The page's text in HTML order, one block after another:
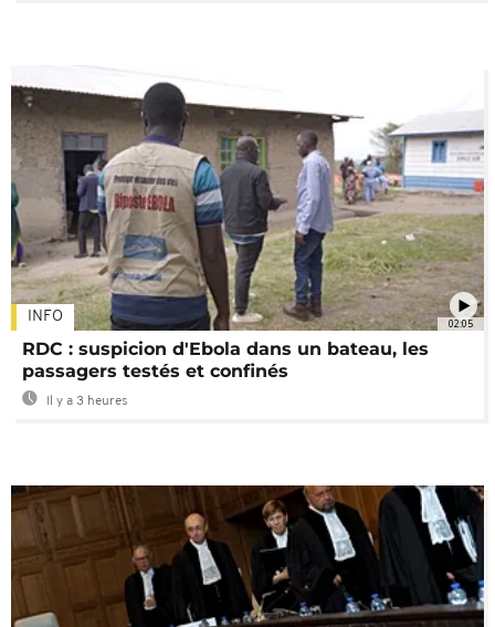
02:05
INFO
RDC : suspicion d'Ebola dans un bateau, les
passagers testés et confinés
Il y a 3 heures